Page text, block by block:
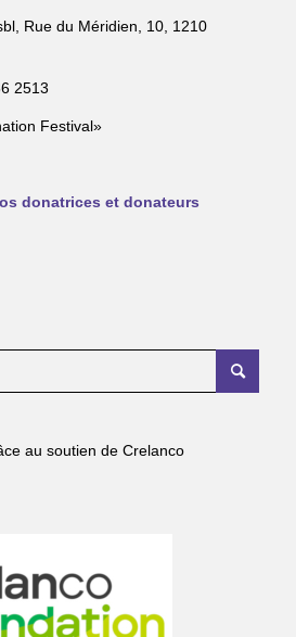
Rue du Méridien, 10, 1210
2513
Festival»
donatrices et donateurs
au soutien de Crelanco